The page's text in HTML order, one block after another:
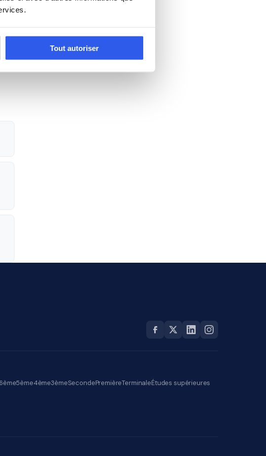
Tout autoriser
5ème4ème3èmeSecondePremièreTerminaleÉtudes supérieures